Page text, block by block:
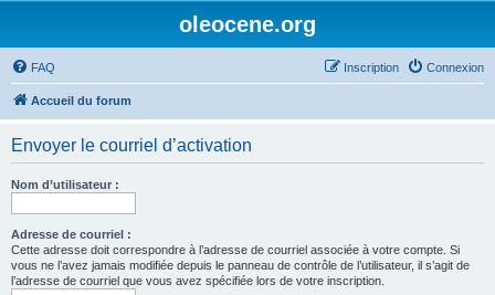
oleocene.org
FAQ Connexion
Inscription
Accueil du forum
Envoyer le courriel d’activation
Nom d’utilisateur :
Adresse de courriel :
Cette adresse doit correspondre à l’adresse de courriel associée à votre compte. Si
vous ne l’avez jamais modifiée depuis le panneau de contrôle de l’utilisateur, il s’agit de
l’adresse de courriel que vous avez spécifiée lors de votre inscription.